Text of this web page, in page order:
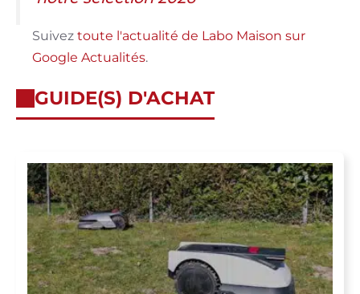
Suivez toute l'actualité de Labo Maison sur
Google Actualités.
GUIDE(S) D'ACHAT